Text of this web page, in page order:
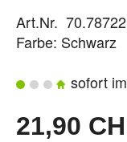
Art.Nr. 70.78722
Farbe: Schwarz
sofort
21,90